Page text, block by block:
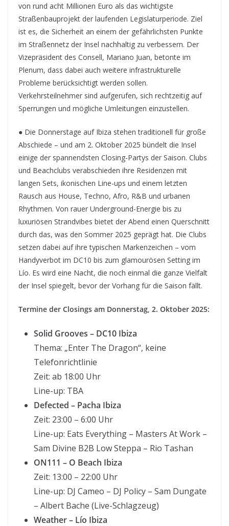
von rund acht Millionen Euro als das wichtigste
Straßenbauprojekt der laufenden Legislaturperiode. Ziel
ist es, die Sicherheit an einem der gefährlichsten Punkte
im Straßennetz der Insel nachhaltig zu verbessern. Der
Vizepräsident des Consell, Mariano Juan, betonte im
Plenum, dass dabei auch weitere infrastrukturelle
Probleme berücksichtigt werden sollen.
Verkehrsteilnehmer sind aufgerufen, sich rechtzeitig auf
Sperrungen und mögliche Umleitungen einzustellen.
● Die Donnerstage auf Ibiza stehen traditionell für große
Abschiede – und am 2. Oktober 2025 bündelt die Insel
einige der spannendsten Closing-Partys der Saison. Clubs
und Beachclubs verabschieden ihre Residenzen mit
langen Sets, ikonischen Line-ups und einem letzten
Rausch aus House, Techno, Afro, R&B und urbanen
Rhythmen. Von rauer Underground-Energie bis zu
luxuriösen Strandvibes bietet der Abend einen Querschnitt
durch das, was den Sommer 2025 geprägt hat. Die Clubs
setzen dabei auf ihre typischen Markenzeichen – vom
Handyverbot im DC10 bis zum glamourösen Setting im
Lío. Es wird eine Nacht, die noch einmal die ganze Vielfalt
der Insel spiegelt, bevor der Vorhang für die Saison fällt.
Termine der Closings am Donnerstag, 2. Oktober 2025:
Solid Grooves – DC10 Ibiza
Thema: „Enter The Dragon“, keine
Telefonrichtlinie
Zeit: ab 18:00 Uhr
Line-up: TBA
Defected – Pacha Ibiza
Zeit: 23:00 – 6:00 Uhr
Line-up: Eats Everything – Masters At Work –
Sam Divine B2B Low Steppa – Rio Tashan
ON111 – O Beach Ibiza
Zeit: 13:00 – 22:00 Uhr
Line-up: DJ Cameo – DJ Policy – Sam Dungate
– Albert Bache (Live-Schlagzeug)
Weather – Lío Ibiza